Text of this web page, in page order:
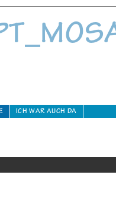
ICH WAR AUCH DA